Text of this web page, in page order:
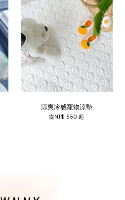
涼爽冷感寵物涼墊
從NT$ 550起